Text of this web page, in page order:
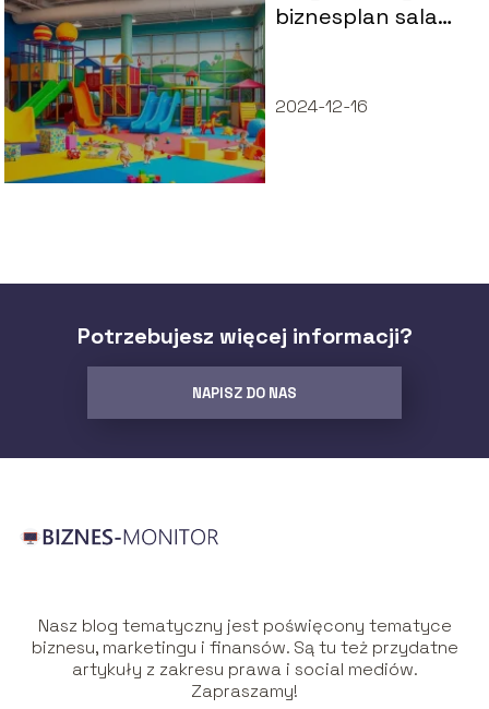
biznesplan sala
2024-12-16
Potrzebujesz więcej informacji?
NAPISZ DO NAS
Nasz blog tematyczny jest poświęcony tematyce
biznesu, marketingu i finansów. Są tu też przydatne
artykuły z zakresu prawa i social mediów.
Zapraszamy!